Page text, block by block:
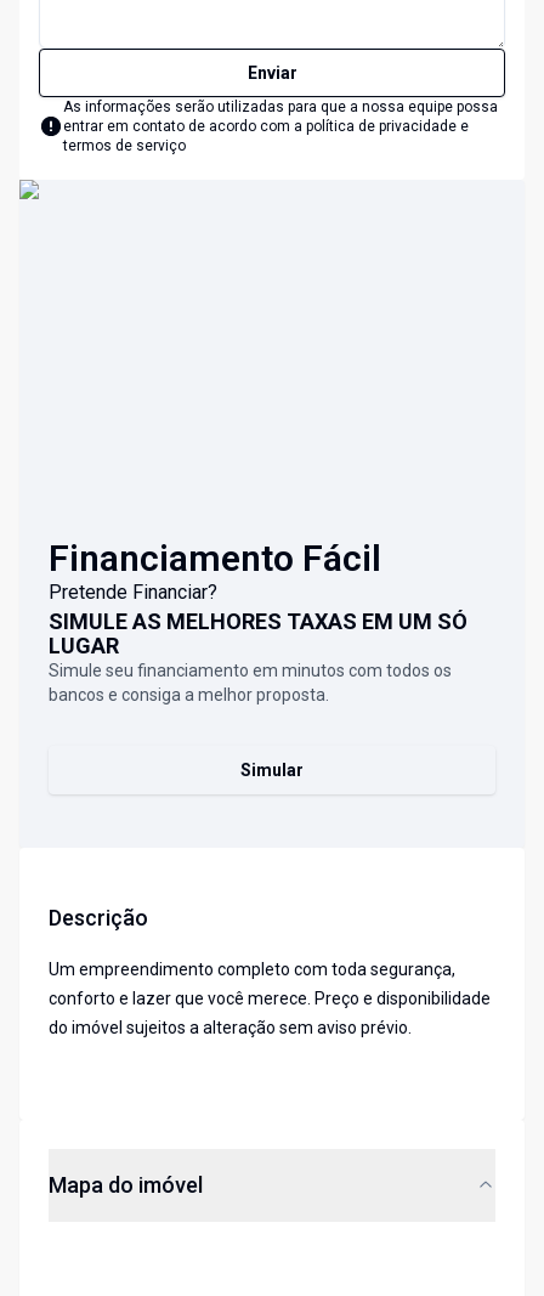
Enviar
As informações serão utilizadas para que a nossa equipe possa
entrar em contato de acordo com a política de privacidade e
termos de serviço
Financiamento Fácil
Pretende Financiar?
SIMULE AS MELHORES TAXAS EM UM SÓ
LUGAR
Simule seu financiamento em minutos com todos os
bancos e consiga a melhor proposta.
Simular
Descrição
Um empreendimento completo com toda segurança,
conforto e lazer que você merece. Preço e disponibilidade
do imóvel sujeitos a alteração sem aviso prévio.
Mapa do imóvel